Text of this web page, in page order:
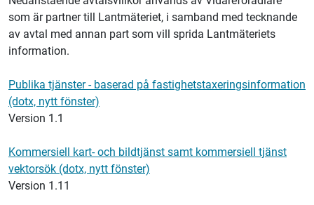
som är partner till Lantmäteriet, i samband med tecknande
av avtal med annan part som vill sprida Lantmäteriets
information.
Publika tjänster - baserad på fastighetstaxeringsinformation
(dotx, nytt fönster)
Version 1.1
Kommersiell kart- och bildtjänst samt kommersiell tjänst
vektorsök (dotx, nytt fönster)
Version 1.11